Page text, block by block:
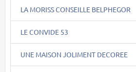
LA MORISS CONSEILLE BELPHEGOR
LE CONVIDE 53
UNE MAISON JOLIMENT DECOREE